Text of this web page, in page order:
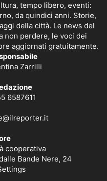
tempo libero, eventi:
da quindici anni. Storie,
della città. Le news del
non perdere, le voci dei
aggiornati gratuitamente.
Zarrilli
6587611
cooperativa
Bande Nere, 24